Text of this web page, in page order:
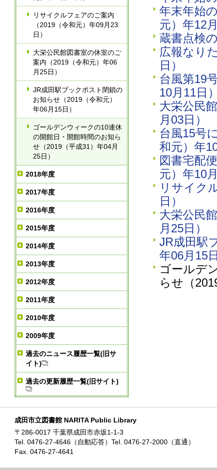
リサイクルフェアのご案内
（2019（令和元）年09月23
日）
大栄公民館図書室の休室のご
案内（2019（令和元）年06
月25日）
JR成田駅ブックポスト閉鎖の
お知らせ（2019（令和元）
年06月15日）
ゴールデンウィークの10連休
の開館日・開館時間のお知ら
せ（2019（平成31）年04月
25日）
2018年度
2017年度
2016年度
2015年度
2014年度
2013年度
2012年度
2011年度
2010年度
2009年度
過去のニュース履歴一覧(旧サ
イト)
過去の更新履歴一覧(旧サイト)
年末年始
元）年12
蔵書点検
広報なり
日）
台風第19
10月11日
大栄公民
月03日）
台風15号
和元）年
図書宅配
元）年10
リサイク
日）
大栄公民
月25日）
JR成田駅
年06月15
ゴールデ
らせ（
成田市立図書館 NARITA Public Library
〒286-0017 千葉県成田市赤坂1-1-3
Tel. 0476-27-4646（自動応答）Tel. 0476-27-2000（直通）
Fax. 0476-27-4641